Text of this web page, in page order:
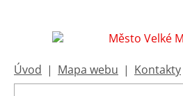
Úvod | Mapa webu | Kontakty